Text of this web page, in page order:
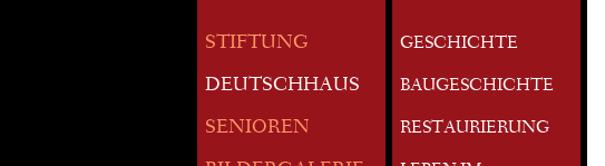
STIFTUNG
DEUTSCHHAUS
SENIOREN
GESCHICHTE
BAUGESCHICHTE
RESTAURIERUNG